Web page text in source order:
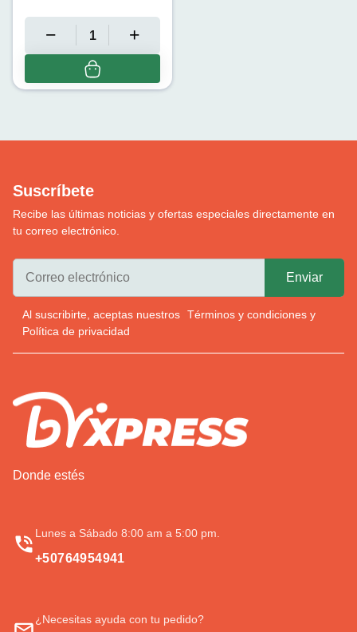
Suscríbete
Recibe las últimas noticias y ofertas especiales directamente en
tu correo electrónico.
Al suscribirte, aceptas nuestros Términos y condiciones y
Política de privacidad
Donde estés
Lunes a Sábado 8:00 am a 5:00 pm.
+50764954941
¿Necesitas ayuda con tu pedido?